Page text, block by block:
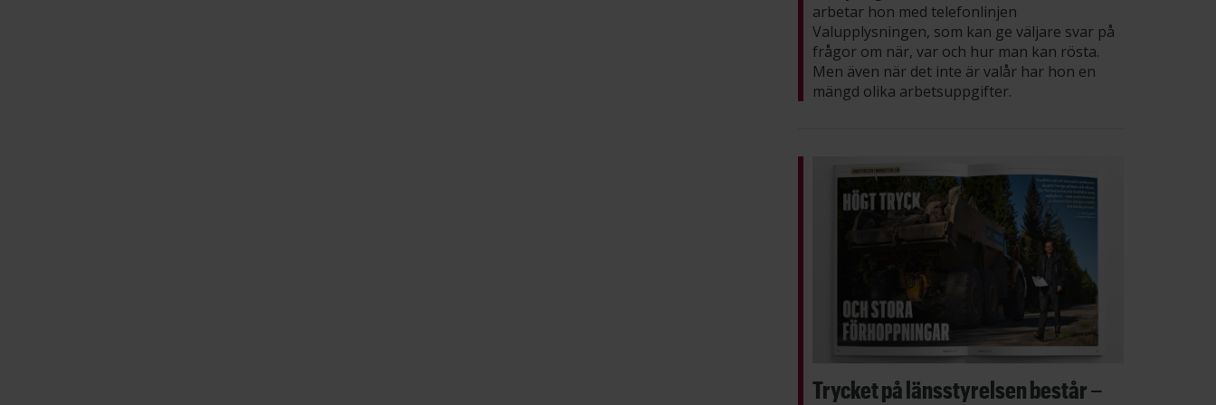
arbetar hon med telefonlinjen
Valupplysningen, som kan ge väljare svar på
frågor om när, var och hur man kan rösta.
Men även när det inte är valår har hon en
mängd olika arbetsuppgifter.
Trycket på länsstyrelsen består –